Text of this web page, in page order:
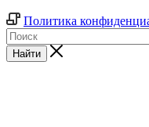
Политика
Найти